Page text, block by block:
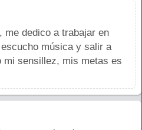
me dedico a trabajar en
música y salir a
mi sensillez, mis metas es